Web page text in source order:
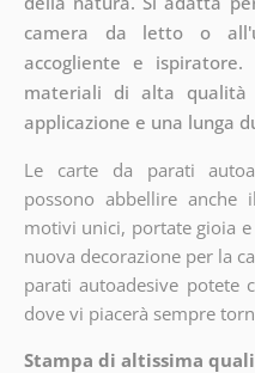
camera da letto o
accogliente e
materiali di alta qualità
applicazione e una lunga
Le carte da parati
possono abbellire anche
motivi unici, portate gioia
nuova decorazione per la
parati autoadesive potete
dove vi piacerà sempre
Stampa di altissima